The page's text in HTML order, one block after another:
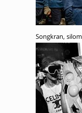
Songkran, silom